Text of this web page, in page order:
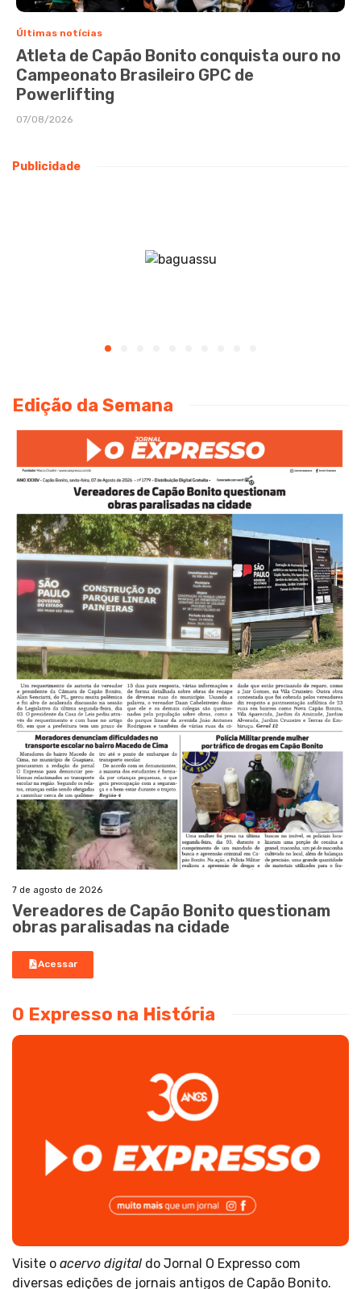
Últimas notícias
Atleta de Capão Bonito conquista ouro no
Campeonato Brasileiro GPC de
Powerlifting
07/08/2026
Publicidade
Edição da Semana
7 de agosto de 2026
Vereadores de Capão Bonito questionam
obras paralisadas na cidade
Acessar
O Expresso na História
Visite o acervo digital do Jornal O Expresso com
diversas edições de jornais antigos de Capão Bonito.